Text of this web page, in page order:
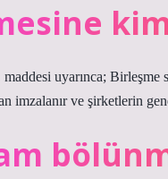
uyarınca; Birleşme
imzalanır ve şirketlerin